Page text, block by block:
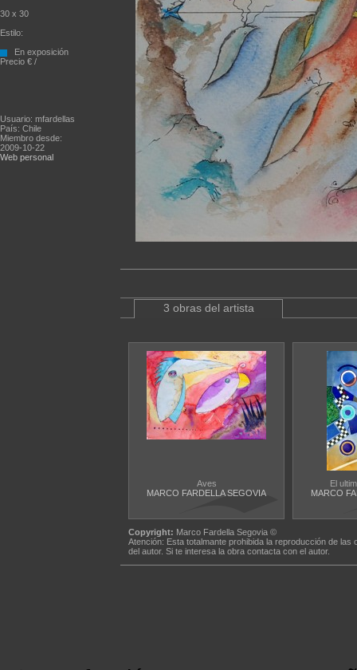
30 x 30
Estilo:
En exposición
Precio € /
Usuario: mfardellas
País: Chile
Miembro desde:
2009-10-22
Web personal
3 obras del artista
Aves
MARCO FARDELLA SEGOVIA
El
MARCO
Copyright: Marco Fardella Segovia ©
Atención: Esta totalmante prohibida la reproducción de
del autor. Si te interesa la obra contacta con el autor.